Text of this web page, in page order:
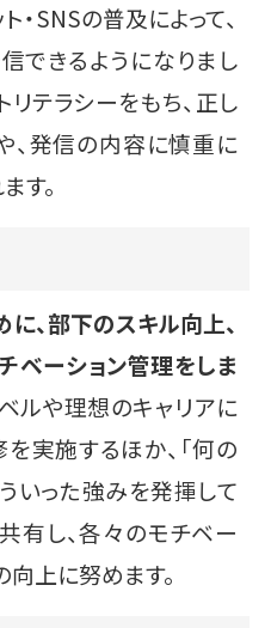
SNSの普及によって、
できるようになりまし
リテラシーをもち、正し
、発信の内容に慎重に
す。
、部下のスキル向上、
ベーション管理をしま
ルや理想のキャリアに
実施するほか、「何の
いった強みを発揮して
有し、各々のモチベー
向上に努めます。